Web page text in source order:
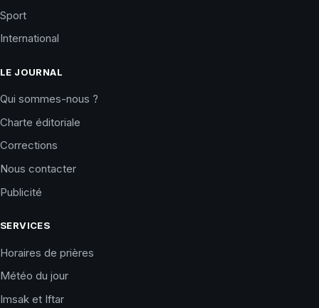
Sport
International
LE JOURNAL
Qui sommes-nous ?
Charte éditoriale
Corrections
Nous contacter
Publicité
SERVICES
Horaires de prières
Météo du jour
Imsak et Iftar